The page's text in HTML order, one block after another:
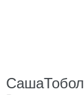
СашаТобол